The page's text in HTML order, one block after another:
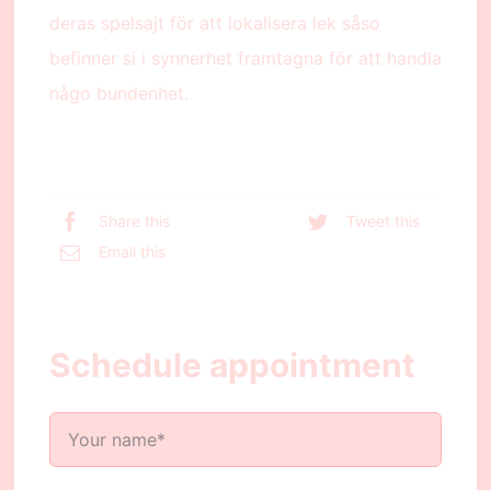
deras spelsajt för att lokalisera lek såso
befinner si i synnerhet framtagna för att handla
någo bundenhet.
Share this
Tweet this
Email this
Schedule appointment